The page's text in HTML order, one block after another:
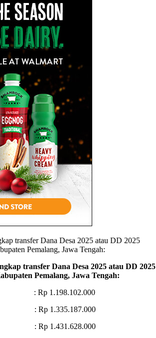
transfer Dana Desa 2025 atau DD 2025
Pemalang, Jawa Tengah:
transfer Dana Desa 2025 atau DD 2025
Pemalang, Jawa Tengah:
: Rp 1.198.102.000
: Rp 1.335.187.000
: Rp 1.431.628.000